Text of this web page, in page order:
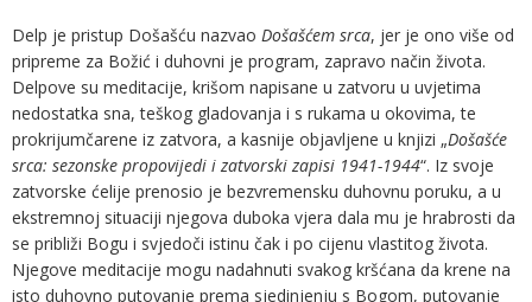
Delp je pristup Došašću nazvao Došašćem srca, jer je ono više od
pripreme za Božić i duhovni je program, zapravo način života.
Delpove su meditacije, krišom napisane u zatvoru u uvjetima
nedostatka sna, teškog gladovanja i s rukama u okovima, te
prokrijumčarene iz zatvora, a kasnije objavljene u knjizi „Došašće
srca: sezonske propovijedi i zatvorski zapisi 1941-1944“. Iz svoje
zatvorske ćelije prenosio je bezvremensku duhovnu poruku, a u
ekstremnoj situaciji njegova duboka vjera dala mu je hrabrosti da
se približi Bogu i svjedoči istinu čak i po cijenu vlastitog života.
Njegove meditacije mogu nadahnuti svakog kršćana da krene na
isto duhovno putovanje prema sjedinjenju s Bogom, putovanje